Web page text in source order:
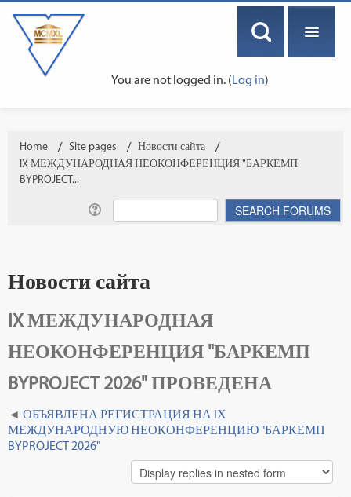
You are not logged in. (Log in)
Home → Site pages → Новости сайта
→
IX МЕЖДУНАРОДНАЯ НЕОКОНФЕРЕНЦИЯ "БАРКЕМП
BYPROJECT...
Новости сайта
IX МЕЖДУНАРОДНАЯ
НЕОКОНФЕРЕНЦИЯ "БАРКЕМП
BYPROJECT 2026" ПРОВЕДЕНА
ОБЪЯВЛЕНА РЕГИСТРАЦИЯ НА IХ
МЕЖДУНАРОДНУЮ НЕОКОНФЕРЕНЦИЮ "БАРКЕМП
BYPROJECT 2026"